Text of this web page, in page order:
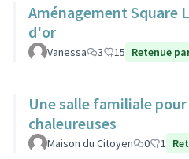
Aménagement Square
d'or
Vanessa 3 15 Retenue
Une salle familiale
chaleureuses
Maison du Citoyen 0 1